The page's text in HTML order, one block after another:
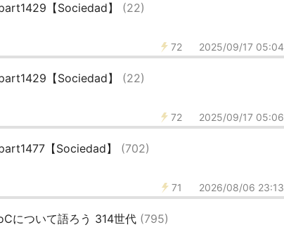
【Sociedad】 (22)
72 2025/09/17 05:04
【Sociedad】 (22)
72 2025/09/17 05:06
【Sociedad】 (702)
71 2026/08/06 23:13
について語ろう 314世代 (795)